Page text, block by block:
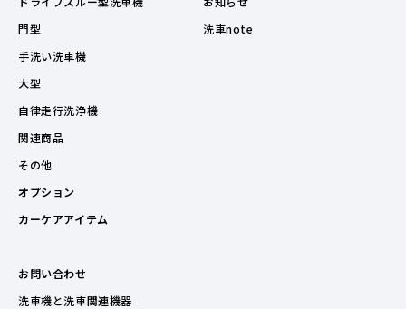
門型
手洗い洗車機
大型
自律走行洗浄機
関連商品
その他
オプション
カーケアアイテム
洗車note
お問い合わせ
洗車機と洗車関連機器